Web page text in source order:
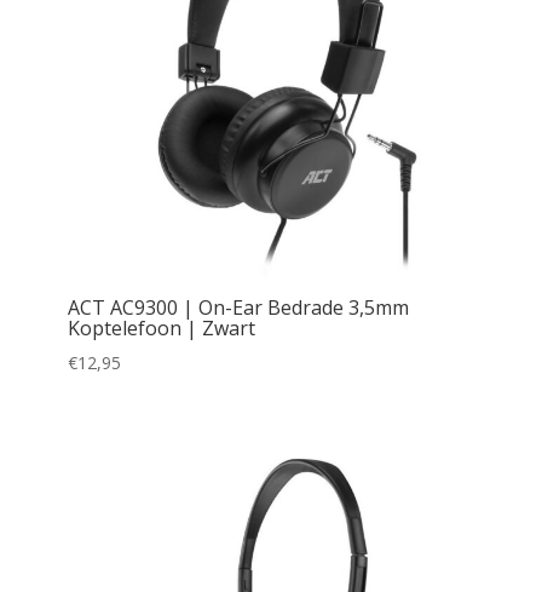
ACT AC9300 | On-Ear Bedrade 3,5mm
Koptelefoon | Zwart
€12,95